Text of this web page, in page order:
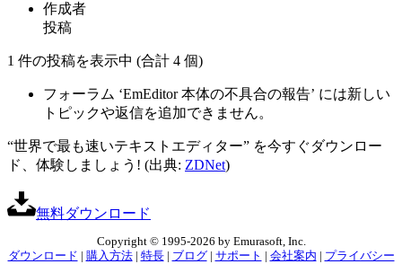
作成者
投稿
1 件の投稿を表示中 (合計 4 個)
フォーラム ‘EmEditor 本体の不具合の報告’ には新しい
トピックや返信を追加できません。
“世界で最も速いテキストエディター” を今すぐダウンロー
ド、体験しましょう! (出典: ZDNet)
無料ダウンロード
Copyright © 1995-2026 by Emurasoft, Inc.
ダウンロード
購入方法| 特長| ブログ| サポート 会社案内
プライバシー